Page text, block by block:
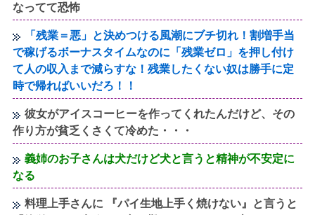
なってて恐怖
「残業＝悪」と決めつける風潮にブチ切れ！割増手当
で稼げるボーナスタイムなのに「残業ゼロ」を押し付け
て人の収入まで減らすな！残業したくない奴は勝手に定
時で帰ればいいだろ！！
彼女がアイスコーヒーを作ってくれたんだけど、その
作り方が貧乏くさくて冷めた・・・
義姉のお子さんは犬だけど犬と言うと精神が不安定に
なる
料理上手さんに 『パイ生地上手く焼けない』と言うと